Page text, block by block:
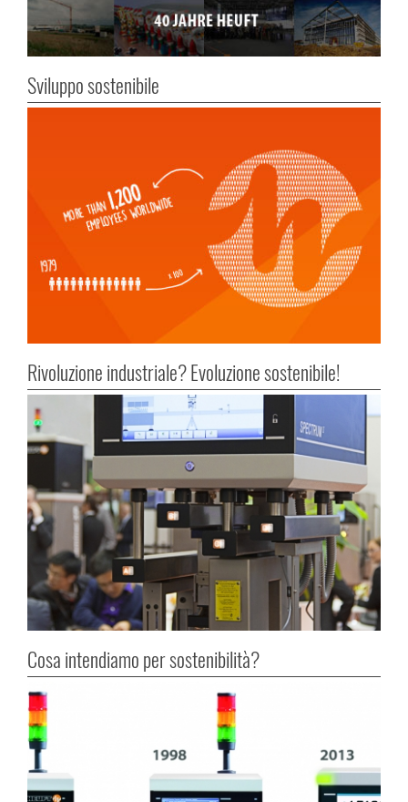
Sviluppo sostenibile
Rivoluzione industriale? Evoluzione sostenibile!
Cosa intendiamo per sostenibilità?